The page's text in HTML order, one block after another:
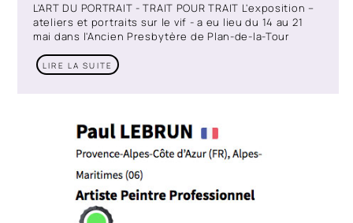
L'ART DU PORTRAIT - TRAIT POUR TRAIT L'exposition –
ateliers et portraits sur le vif - a eu lieu du 14 au 21
mai dans l'Ancien Presbytère de Plan-de-la-Tour
LIRE LA SUITE